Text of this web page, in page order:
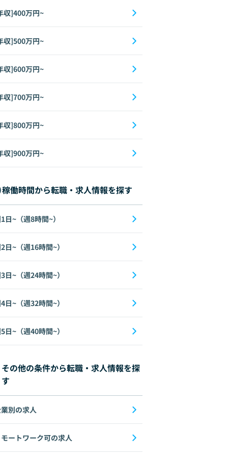
収]400万円~
収]500万円~
収]600万円~
収]700万円~
収]800万円~
収]900万円~
稼働時間から転職・求人情報を探す
日~（週8時間~）
日~（週16時間~）
日~（週24時間~）
日~（週32時間~）
日~（週40時間~）
その他の条件から転職・求人情報を探
す
別の求人
モートワーク可の求人